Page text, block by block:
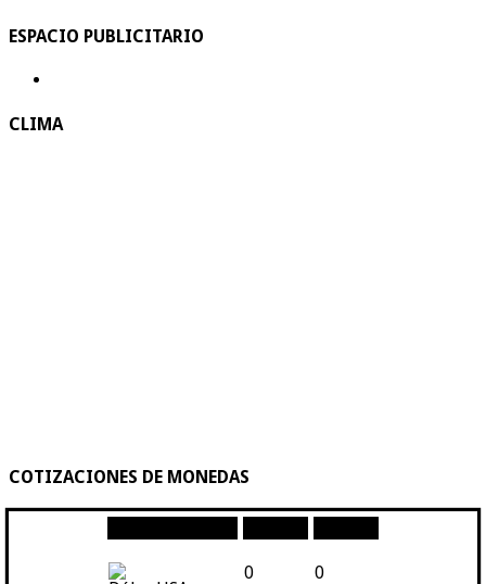
ESPACIO PUBLICITARIO
CLIMA
COTIZACIONES DE MONEDAS
0 0